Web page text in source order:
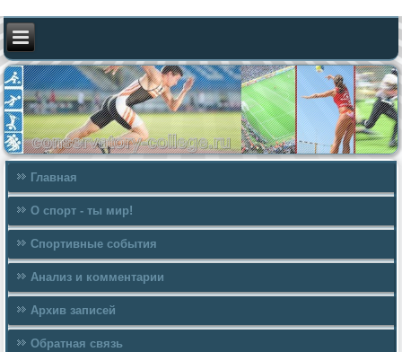
Главная
О спорт - ты мир!
Спортивные события
Анализ и комментарии
Архив записей
Обратная связь